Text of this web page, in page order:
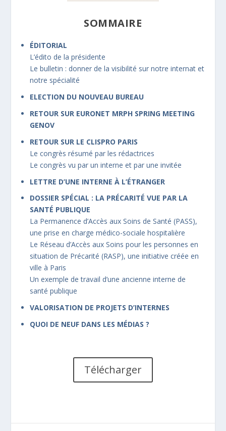
SOMMAIRE
ÉDITORIAL
L’édito de la présidente
Le bulletin : donner de la visibilité sur notre internat et
notre spécialité
ELECTION DU NOUVEAU BUREAU
RETOUR SUR EURONET MRPH SPRING MEETING
GENOV
RETOUR SUR LE CLISPRO PARIS
Le congrès résumé par les rédactrices
Le congrès vu par un interne et par une invitée
LETTRE D’UNE INTERNE À L’ÉTRANGER
DOSSIER SPÉCIAL : LA PRÉCARITÉ VUE PAR LA
SANTÉ PUBLIQUE
La Permanence d’Accès aux Soins de Santé (PASS),
une prise en charge médico-sociale hospitalière
Le Réseau d’Accès aux Soins pour les personnes en
situation de Précarité (RASP), une initiative créée en
ville à Paris
Un exemple de travail d’une ancienne interne de
santé publique
VALORISATION DE PROJETS D’INTERNES
QUOI DE NEUF DANS LES MÉDIAS ?
Télécharger